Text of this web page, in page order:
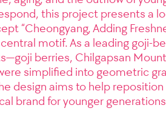
this project presents a
“Cheongyang, Adding
motif. As a leading goji-
berries, Chilgapsan
simplified into geometric
design aims to help reposition
brand for younger